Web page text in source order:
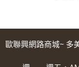
歐聯興網路商城~ 多